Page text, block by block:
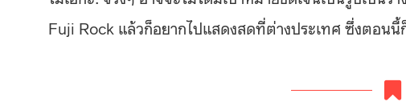
Fuji Rock แล้วก็อยากไปแสดงสดที่ต่างประเทศ ซึ่งตอน